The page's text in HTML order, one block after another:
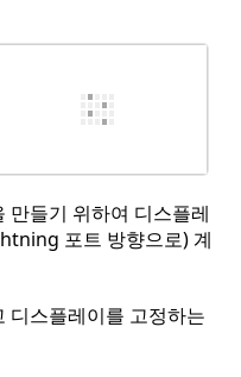
만들기 위하여 디스플레
포트 방향으로) 계
디스플레이를 고정하는